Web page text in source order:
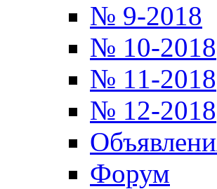
№ 9-2018
№ 10-2018
№ 11-2018
№ 12-2018
Форум